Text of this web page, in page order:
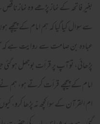
بغیر فاتحہ کے نماز پڑھے وہ نماز
سے سوال کیا گیا کہ ہم امام کے پیچھے
عبادہ بن صامت سے روایت ہے کہ
پڑھائی، تو آپ پر قرأت بوجھل ہو گئی
امام کے پیچھے قرأت کرتے ہو، ہم
ام القرآن کے سوا کچھ نہ پڑھا کرو،